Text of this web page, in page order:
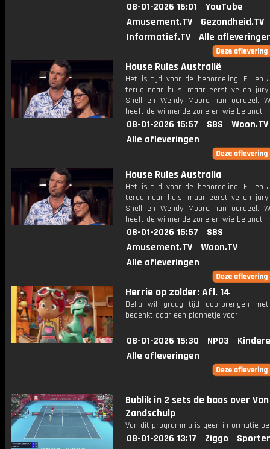
08-01-2026 16:01
YouTube
Amusement.TV
Gezondheid.TV
Informatief.TV
Alle
House Rules Australië
Het is tijd voor de beoordeling. Fil en
terug naar huis, maar eerst vellen
Snell en Wendy Moore hun oordeel.
heeft de winnende zone en wie belandt
08-01-2026 15:57 SBS
Woon.TV
Alle afleveringen
House Rules Australia
Het is tijd voor de beoordeling. Fil en
terug naar huis, maar eerst vellen
Snell en Wendy Moore hun oordeel.
heeft de winnende zone en wie belandt
08-01-2026 15:57
SBS
Amusement.TV
Woon.TV
Alle afleveringen
Herrie op zolder: Afl. 14
Bella wil graag tijd doorbrengen
bedenkt daar een plannetje voor.
08-01-2026 15:30 NPO3
Alle afleveringen
Bublik in 2 sets de baas over
Zandschulp
Van dit programma is geen informatie
08-01-2026 13:17 Ziggo